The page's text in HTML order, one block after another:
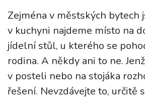
Zejména v městských bytech
v kuchyni najdeme místo na
jídelní stůl, u kterého se
rodina. A někdy ani to ne.
v posteli nebo na stojáka
řešení. Nevzdávejte to, určitě